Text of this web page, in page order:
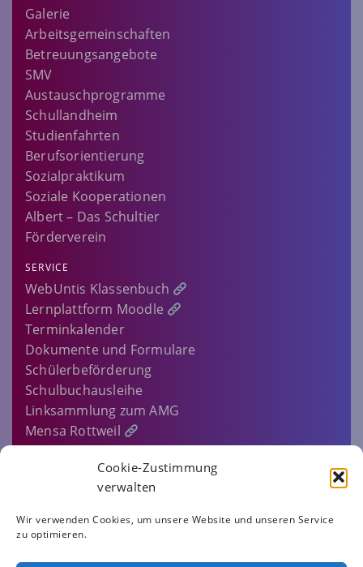
Cookie-Zustimmung
verwalten
Wir verwenden Cookies, um unsere Website und unseren Service
zu optimieren.
Galerie
Arbeitsgemeinschaften
Betreuungsangebote
SMV
Austauschprogramme
Schullandheim
Studienfahrten
Berufsorientierung
Sozialpraktikum
Soziale Kooperationen
Albert – Das Schultier
Förderverein
SERVICE
WebUntis Klassenbuch
Lernplattform Moodle
Terminkalender
Dokumente und Formulare
Schülerbeförderung
Schulbuchausleihe
Linksammlung zum AMG
Mensa Rottweil
Sitemap
IMPRESSUM
DATENSCHUTZERKLÄRUNG